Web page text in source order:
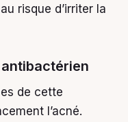
risque d’irriter la
de cette
l’acné.